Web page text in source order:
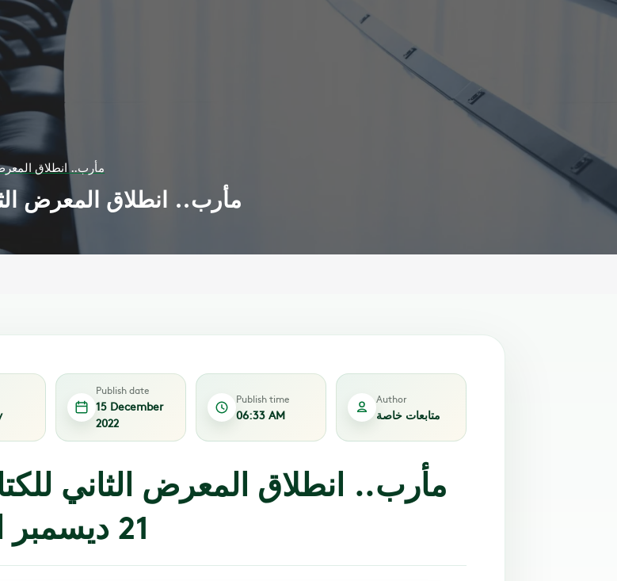
مأرب.. انطلاق المعرض
مأرب.. انطلاق المعرض الثاني
Publish date
15 December
2022
Publish time
06:33 AM
Author
متابعات خاصة
مأرب.. انطلاق المعرض الثاني
21 ديسمبر الجاري